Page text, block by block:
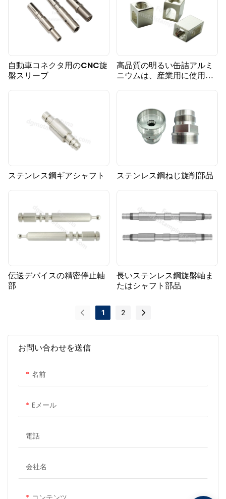
お問い合わせを送信
名前
Eメール
電話
会社名
自動車コネクタ用のCNC旋
盤スリーブ
高品質の明るい缶詰アルミ
ニウムは、産業用に使用す
ステンレス鋼ギアシャフト ステンレス鋼ねじ旋削部品
伝送デバイスの精密停止軸
部
長いステンレス鋼旋盤軸ま
たはシャフト部品
1 2